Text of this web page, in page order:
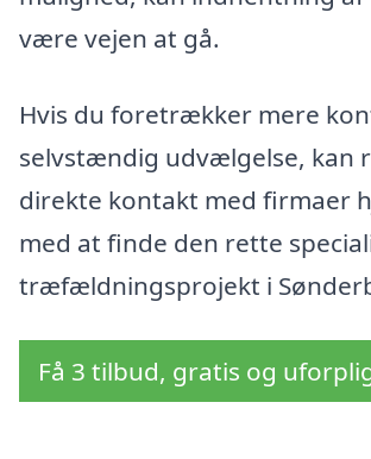
være vejen at gå.
Hvis du foretrækker mere
selvstændig udvælgelse, kan
direkte kontakt med firmaer
med at finde den rette
træfældningsprojekt i
Få 3 tilbud, gratis og